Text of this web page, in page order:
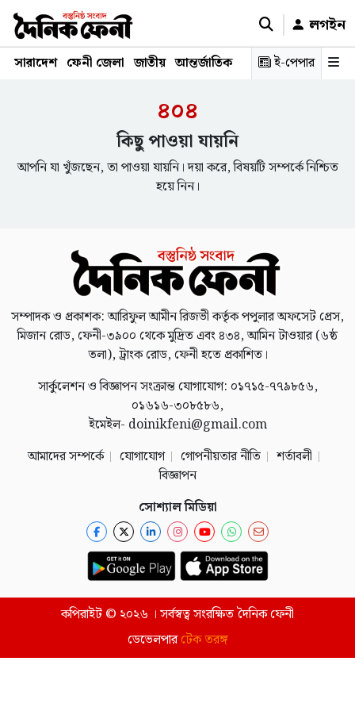
লগইন
সারাদেশ ফেনী জেলা জাতীয় আন্তর্জাতিক রাজনীতি স্বাস্থ্য শিক্ষা
ই-পেপার
৪০৪
কিছু পাওয়া যায়নি
আপনি যা খুঁজছেন, তা পাওয়া যায়নি। দয়া করে, বিষয়টি সম্পর্কে নিশ্চিত
হয়ে নিন।
সম্পাদক ও প্রকাশক: আরিফুল আমীন রিজভী কর্তৃক পপুলার অফসেট প্রেস,
মিজান রোড, ফেনী-৩৯০০ থেকে মুদ্রিত এবং ৪৩৪, আমিন টাওয়ার (৬ষ্ঠ
তলা), ট্রাংক রোড, ফেনী হতে প্রকাশিত।
সার্কুলেশন ও বিজ্ঞাপন সংক্রান্ত যোগাযোগ: ০১৭১৫-৭৭৯৮৫৬,
০১৬১৬-৩০৮৫৮৬,
ইমেইল- doinikfeni@gmail.com
আমাদের সম্পর্কে
যোগাযোগ গোপনীয়তার নীতি
শর্তাবলী
বিজ্ঞাপন
সোশ্যাল মিডিয়া
কপিরাইট © ২০২৬ । সর্বস্বত্ব সংরক্ষিত দৈনিক ফেনী
ডেভেলপারটেক তরঙ্গ